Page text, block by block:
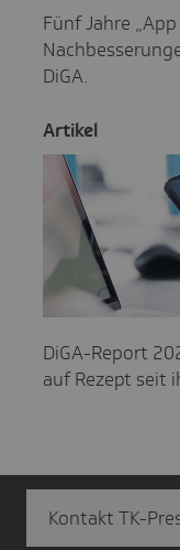
Fünf Jahre
DiGA.
Artikel
DiGA-Report
auf Rezept seit
Kontakt TK-